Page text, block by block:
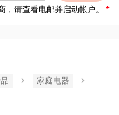
请查看电邮并启动帐户。
家庭电器